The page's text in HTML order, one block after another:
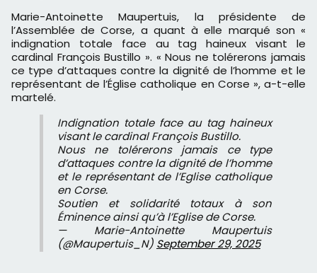
Marie-Antoinette Maupertuis, la présidente de
l’Assemblée de Corse, a quant à elle marqué son «
indignation totale face au tag haineux visant le
cardinal François Bustillo ». « Nous ne tolérerons jamais
ce type d’attaques contre la dignité de l’homme et le
représentant de l’Église catholique en Corse », a-t-elle
martelé.
Indignation totale face au tag haineux
visant le cardinal François Bustillo.
Nous ne tolérerons jamais ce type
d’attaques contre la dignité de l’homme
et le représentant de l’Eglise catholique
en Corse.
Soutien et solidarité totaux à son
Éminence ainsi qu’à l’Eglise de Corse.
— Marie-Antoinette Maupertuis
(@Maupertuis_N) September 29, 2025